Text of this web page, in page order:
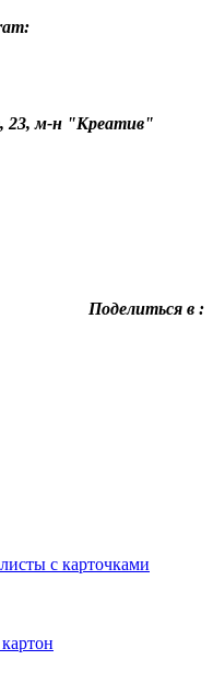
23, м-н "Креатив"
Поделиться в :
с карточками